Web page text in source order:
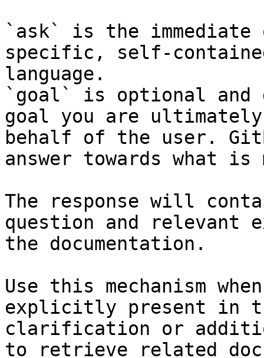
`ask` is the
specific, self-
language.
`goal` is optional and
goal you are
behalf of the user.
answer towards what
The response will
question and relevant
the documentation.
Use this mechanism
explicitly present in
clarification or